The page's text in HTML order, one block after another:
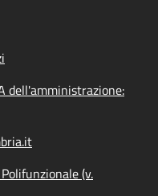
dell'amministrazione:
(v.